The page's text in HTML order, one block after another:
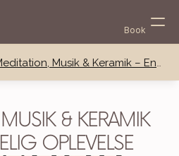
Book
Musik & Keramik – En
& KERAMIK
OPLEVELSE